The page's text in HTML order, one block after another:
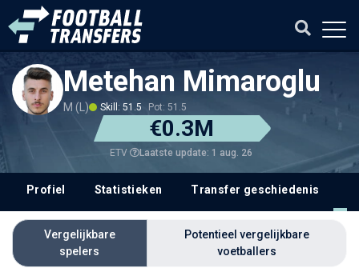
Metehan Mimaroglu
M (L) Skill: 51.5 Pot: 51.5
€0.3M
ETV Laatste update: 1 aug. 26
Profiel Statistieken Transfer geschiedenis
Vergelijkbare
spelers
Potentieel vergelijkbare
voetballers